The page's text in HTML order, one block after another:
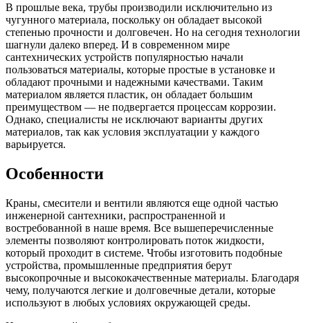
В прошлые века, трубы производили исключительно из
чугунного материала, поскольку он обладает высокой
степенью прочности и долговечен. Но на сегодня технологии
шагнули далеко вперед. И в современном мире
сантехнических устройств популярностью начали
пользоваться материалы, которые простые в установке и
обладают прочными и надежными качествами. Таким
материалом является пластик, он обладает большим
преимуществом — не подвергается процессам коррозии.
Однако, специалисты не исключают варианты других
материалов, так как условия эксплуатации у каждого
варьируется.
Особенности
Краны, смесители и вентили являются еще одной частью
инженерной сантехники, распространенной и
востребованной в наше время. Все вышеперечисленные
элементы позволяют контролировать поток жидкости,
который проходит в системе. Чтобы изготовить подобные
устройства, промышленные предприятия берут
высокопрочные и высококачественные материалы. Благодаря
чему, получаются легкие и долговечные детали, которые
используют в любых условиях окружающей среды.